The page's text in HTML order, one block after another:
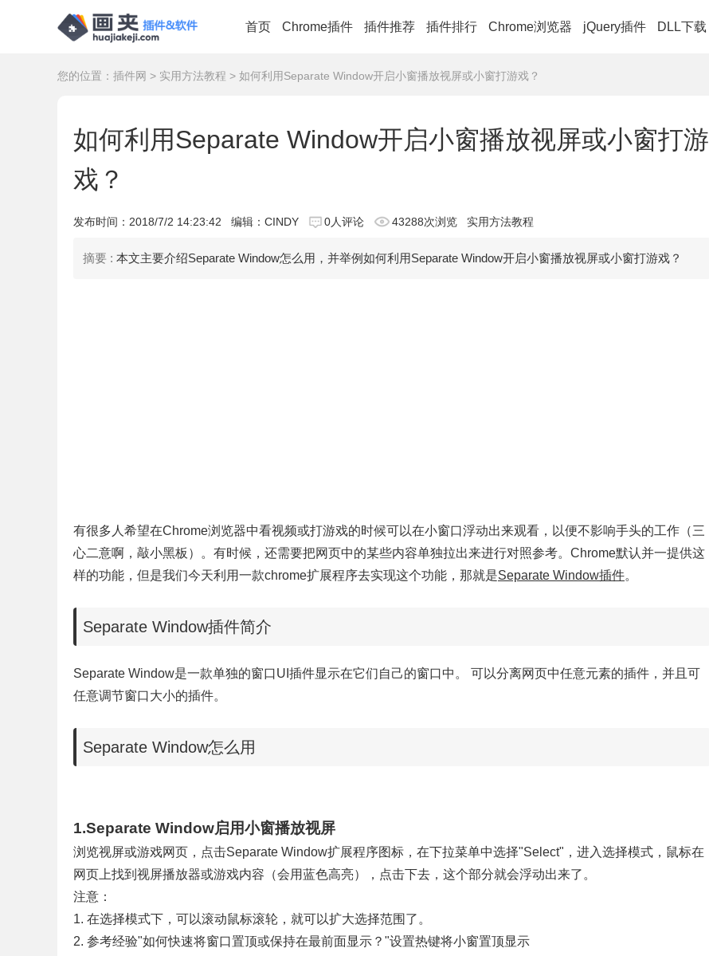
首页 Chrome插件 插件推荐 插件排行 Chrome浏览器 jQuery插件 DLL下载
您的位置： 插件网 > 实用方法教程 > 如何利用Separate Window开启小窗播放视屏或小窗打游戏？
如何利用Separate Window开启小窗播放视屏或小窗打游
戏？
发布时间： 2018/7/2 14:23:42 编辑：CINDY 0人评论 43288次浏览 实用方法教程
摘要 : 本文主要介绍Separate Window怎么用，并举例如何利用Separate Window开启小窗播放视屏或小窗打游戏？
有很多人希望在Chrome浏览器中看视频或打游戏的时候可以在小窗口浮动出来观看，以便不影响手头的工作（三
心二意啊，敲小黑板）。有时候，还需要把网页中的某些内容单独拉出来进行对照参考。Chrome默认并一提供这
样的功能，但是我们今天利用一款chrome扩展程序去实现这个功能，那就是Separate Window插件。
Separate Window插件简介
Separate Window是一款单独的窗口UI插件显示在它们自己的窗口中。 可以分离网页中任意元素的插件，并且可
任意调节窗口大小的插件。
Separate Window怎么用
1.Separate Window启用小窗播放视屏
浏览视屏或游戏网页，点击Separate Window扩展程序图标，在下拉菜单中选择"Select"，进入选择模式，鼠标在
网页上找到视屏播放器或游戏内容（会用蓝色高亮），点击下去，这个部分就会浮动出来了。
注意：
1. 在选择模式下，可以滚动鼠标滚轮，就可以扩大选择范围了。
2. 参考经验"如何快速将窗口置顶或保持在最前面显示？"设置热键将小窗置顶显示